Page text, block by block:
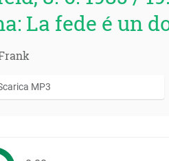
La fede é un
MP3